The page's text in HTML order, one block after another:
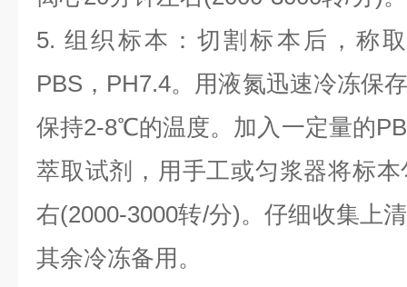
5. 组织标本：切割标本后，称
PBS，PH7.4。用液氮迅速冷冻保
保持2-8℃的温度。加入一定量的
萃取试剂，用手工或匀浆器将标
右(2000-3000转/分)。仔细收集上
其余冷冻备用。